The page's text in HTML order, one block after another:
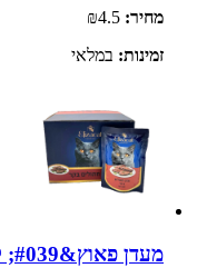
מחיר:
זמינות: במלאי
מעדן פאוץ&#039; לחתולים בטעם בקר 80 גרם | Elizcat